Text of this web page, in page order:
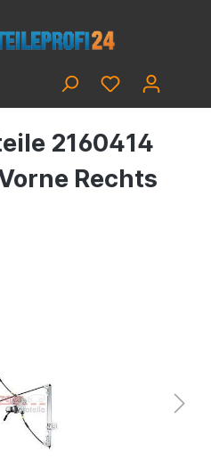
2160414
Rechts